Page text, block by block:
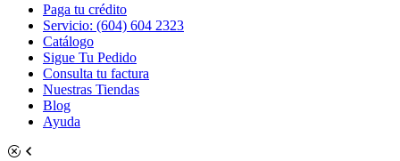
Paga tu crédito
Servicio: (604) 604 2323
Catálogo
Sigue Tu Pedido
Consulta tu factura
Nuestras Tiendas
Blog
Ayuda